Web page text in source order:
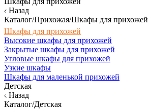
Назад
Каталог/Прихожая/Шкафы для прихожей
Шкафы для прихожей
Высокие шкафы для прихожей
Закрытые шкафы для прихожей
Угловые шкафы для прихожей
Узкие шкафы
Шкафы для маленькой прихожей
Детская
Назад
Каталог/Детская